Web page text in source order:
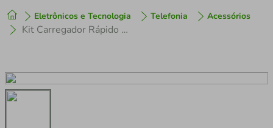
Eletrônicos e Tecnologia Telefonia Acessórios
Kit Carregador Rápido Bivolt + 8 Pilhas Recarregável MOX AAA 1000mAh
1 º tenis